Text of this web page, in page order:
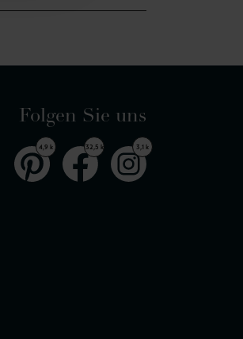
Folgen Sie uns
4,9 k 32,5 k 3,1 k